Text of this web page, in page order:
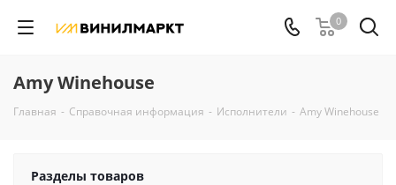
0
Amy Winehouse
Главная - Справочная информация - Исполнители - Amy Winehouse
Разделы товаров